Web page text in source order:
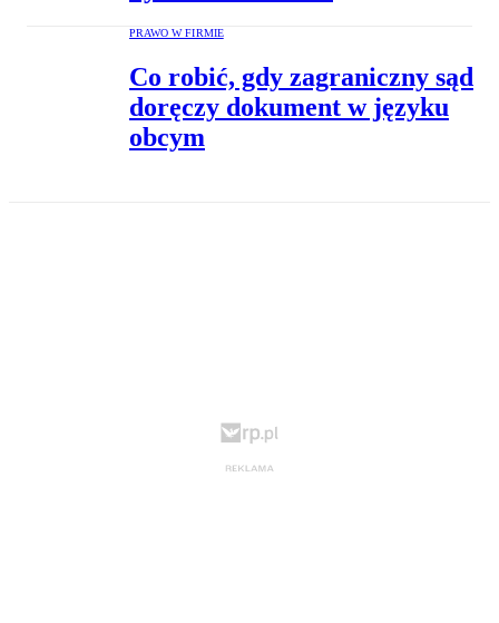
PRAWO W FIRMIE
Co robić, gdy zagraniczny sąd
doręczy dokument w języku
obcym